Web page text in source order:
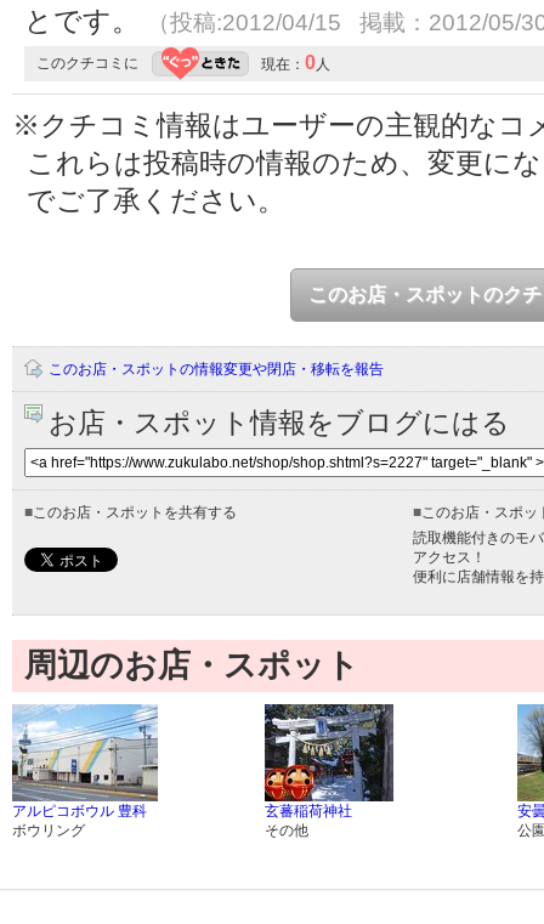
とです。
（投稿:2012/04/15 掲載：2012/05/
このクチコミに 現在： 0人
※クチコミ情報はユーザーの主観的なコ
これらは投稿時の情報のため、変更に
でご了承ください。
このお店・スポットのク
このお店・スポットの情報変更や閉店・移転を報告
お店・スポット情報をブログにはる
■このお店・スポットを共有する ■このお店・スポッ
読取機能付きのモ
アクセス！
便利に店舗情報を
周辺のお店・スポット
アルピコボウル 豊科
ボウリング
玄蕃稲荷神社
その他
安
公